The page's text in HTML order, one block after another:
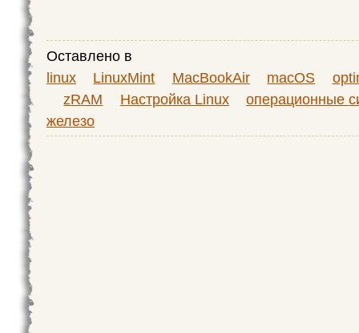
Оставлено в
linux
LinuxMint MacBookAir macOS
zRAM
Настройка Linux
операционные
железо